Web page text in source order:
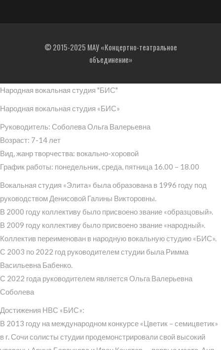
© 2015-2025 МАУ «Концертно-театральное
объединение»
Народная вокальная студия "БИС"
Народная вокальная студия «БИС»
Руководитель: Соболева Ольга Валерьевна
Возраст: 7-14 лет
Вид, жанр творчества: вокально-хоровой
График работы: понедельник, среда, пятница 16.00 – 18.00
Вокальная студия «Элита» была образована в 1996 году под
руководством Денисовой Галины Викторовны.
В 2000 году коллективу было присвоено звание «образцовый».
В 2009 году коллективу было присвоено звание «народный».
Коллектив переименован в народную вокальную студию «БИС».
С 2003 по 2022 год руководителем студии была Римма
Васильевна Бабенко.
С 2022 года руководителем является Ольга Валерьевна
Соболева
Достижения НВС «БИС»:
В 2013 году на международном конкурсе «Цветик – семицветик»
в г. Сочи солисты студии продемонстрировали свой высокий